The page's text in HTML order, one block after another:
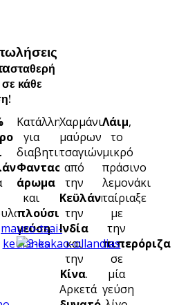
σταθερή
σε κάθε
Κατάλληλο
για
διαβητικούς.
Φανταστικό
άρωμα
και
πλούσια
γεύση.
Χαρμάνι
μαύρων
τσαγιών
από
την
Κεϋλάνη,
την
Ινδία
και
την
Κίνα.
Αρκετά
Λάιμ,
το
μικρό
πράσινο
λεμονάκι
ταίριαξε
με
την
πιπερόριζα
σε
μία
γεύση